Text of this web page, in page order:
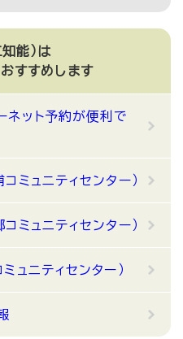
能）は
すすめします
ネット予約が便利で
ミュニティセンター）
ミュニティセンター）
ュニティセンター）